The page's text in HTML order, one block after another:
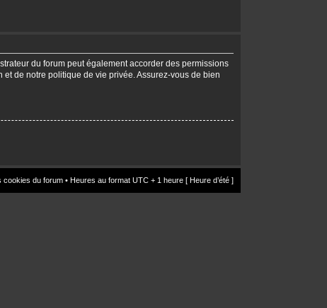
du forum peut également accorder des permissions
de notre politique de vie privée. Assurez-vous de bien
cookies du forum • Heures au format UTC + 1 heure [ Heure d’été ]